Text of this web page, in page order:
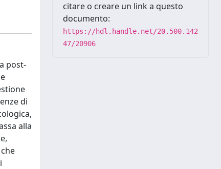
post-
di
alla
citare o creare un link a questo
documento:
https://hdl.handle.net/20.500.142
47/20906